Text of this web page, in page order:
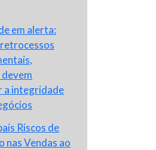
em alerta:
a integridade
Riscos de
nas Vendas ao